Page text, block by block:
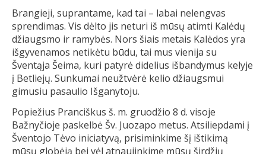
Brangieji, suprantame, kad tai – labai nelengvas
sprendimas. Vis dėlto jis neturi iš mūsų atimti Kalėdų
džiaugsmo ir ramybės. Nors šiais metais Kalėdos yra
išgyvenamos netikėtu būdu, tai mus vienija su
Šventąja Šeima, kuri patyrė didelius išbandymus kelyje
į Betliejų. Sunkumai neužtvėrė kelio džiaugsmui
gimusiu pasaulio Išganytoju.
Popiežius Pranciškus š. m. gruodžio 8 d. visoje
Bažnyčioje paskelbė Šv. Juozapo metus. Atsiliepdami į
Šventojo Tėvo iniciatyvą, prisiminkime šį ištikimą
mūsų globėją bei vėl atnaujinkime mūsų širdžių